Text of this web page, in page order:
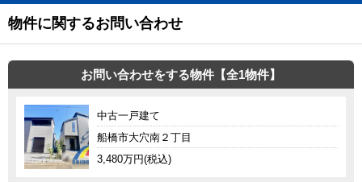
物件に関するお問い合わせ
お問い合わせをする物件【全1物件】
中古一戸建て
船橋市大穴南２丁目
3,480万円(税込)